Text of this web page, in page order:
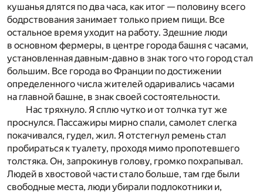
кушанья длятся по два часа, как итог — половину всего
бодрствования занимает только прием пищи. Все
остальное время уходит на работу. Здешние люди
в основном фермеры, в центре города башня с часами,
установленная давным-давно в знак того что город стал
большим. Все города во Франции по достижении
определенного числа жителей одаривались часами
на главной башне, в знак своей состоятельности.
Нас тряхнуло. Я сплю чутко и от толчка тут же
проснулся. Пассажиры мирно спали, самолет слегка
покачивался, гудел, жил. Я отстегнул ремень стал
пробираться к туалету, проходя мимо пропотевшего
толстяка. Он, запрокинув голову, громко похрапывал.
Людей в хвостовой части стало больше, там где были
свободные места, люди убирали подлокотники и,